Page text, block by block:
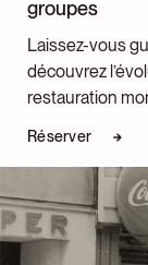
Catherine
Charlie
partenariats
Sabrina Lorier,
Anne-Marie
Marc-André
publiques
Philippe
numérique
groupes
Laissez-vous
découvrez
restauration
Réserver